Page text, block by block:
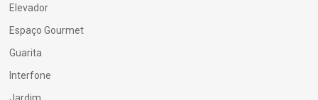
Elevador
Espaço Gourmet
Guarita
Interfone